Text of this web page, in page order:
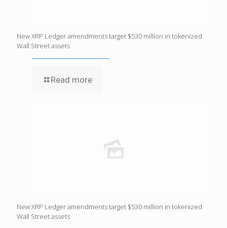
New XRP Ledger amendments target $530 million in tokenized
Wall Street assets
Read more
New XRP Ledger amendments target $530 million in tokenized
Wall Street assets